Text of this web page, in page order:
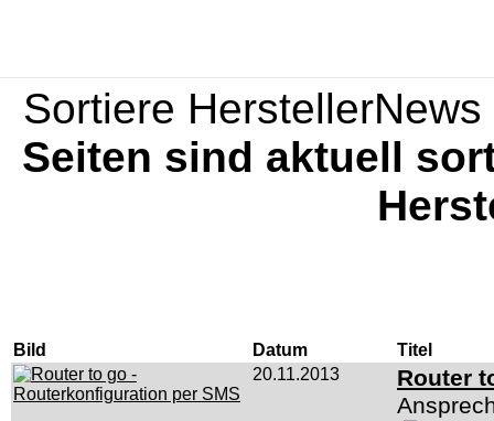
Sortiere
Seiten sind aktuell
Bild Datum
Titel
20.11.2013
Router